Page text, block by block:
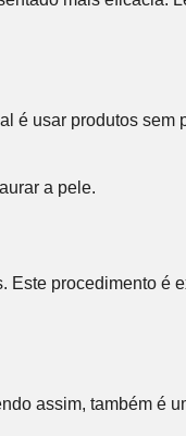
é usar produtos sem
a pele.
procedimento é
assim, também é